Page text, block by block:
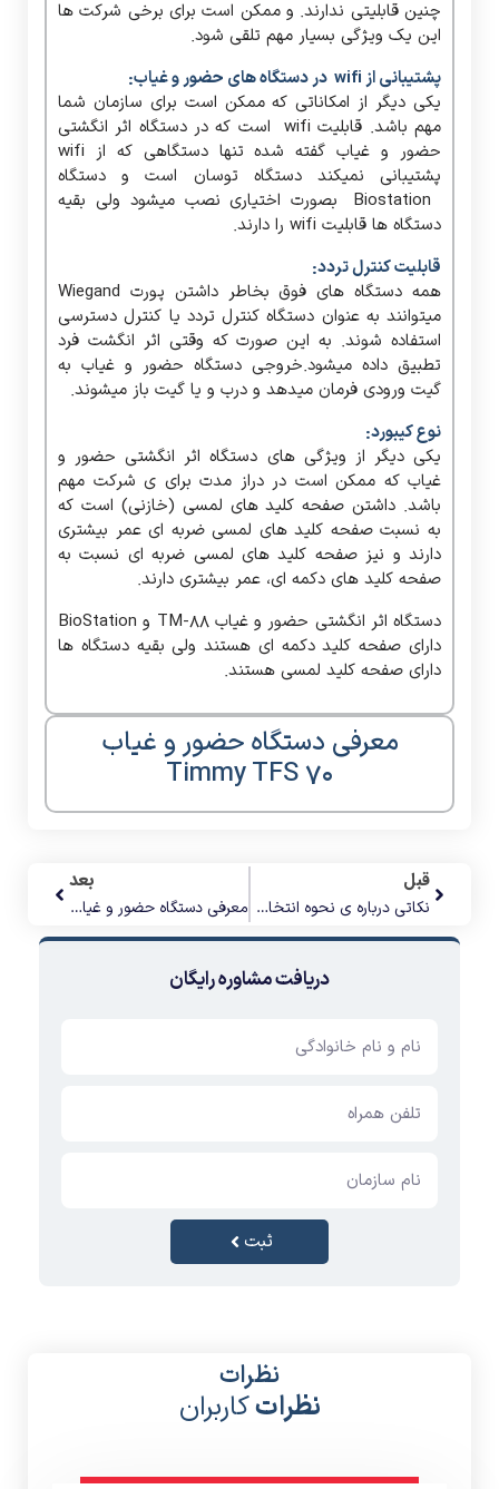
چنین قابلیتی ندارند. و ممکن است برای برخی شرکت ها
این یک ویژگی بسیار مهم تلقی شود.
پشتیبانی از wifi در دستگاه های حضور و غیاب:
یکی دیگر از امکاناتی که ممکن است برای سازمان شما
مهم باشد. قابلیت wifi است که در دستگاه اثر انگشتی
حضور و غیاب گفته شده تنها دستگاهی که از wifi
پشتیبانی نمیکند دستگاه توسان است و دستگاه
Biostation بصورت اختیاری نصب میشود ولی بقیه
دستگاه ها قابلیت wifi را دارند.
قابلیت کنترل تردد:
همه دستگاه های فوق بخاطر داشتن پورت Wiegand
میتوانند به عنوان دستگاه کنترل تردد یا کنترل دسترسی
استفاده شوند. به این صورت که وقتی اثر انگشت فرد
تطبیق داده میشود.خروجی دستگاه حضور و غیاب به
گیت ورودی فرمان میدهد و درب و یا گیت باز میشوند.
نوع کیبورد:
یکی دیگر از ویژگی های دستگاه اثر انگشتی حضور و
غیاب که ممکن است در دراز مدت برای ی شرکت مهم
باشد. داشتن صفحه کلید های لمسی (خازنی) است که
به نسبت صفحه کلید های لمسی ضربه ای عمر بیشتری
دارند و نیز صفحه کلید های لمسی ضربه ای نسبت به
صفحه کلید های دکمه ای، عمر بیشتری دارند.
دستگاه اثر انگشتی حضور و غیاب TM-88 و BioStation
دارای صفحه کلید دکمه ای هستند ولی بقیه دستگاه ها
دارای صفحه کلید لمسی هستند.
معرفی دستگاه حضور و غیاب
Timmy TFS 70
قبل
نکاتی درباره ی نحوه انتخاب صحیح دستگاه حضور و غیاب بیومتریک
بعد
معرفی دستگاه حضور و غیاب اثر انگشتی BioStation A2
دریافت مشاوره رایگان
ثبت
نظرات
نظراتکاربران